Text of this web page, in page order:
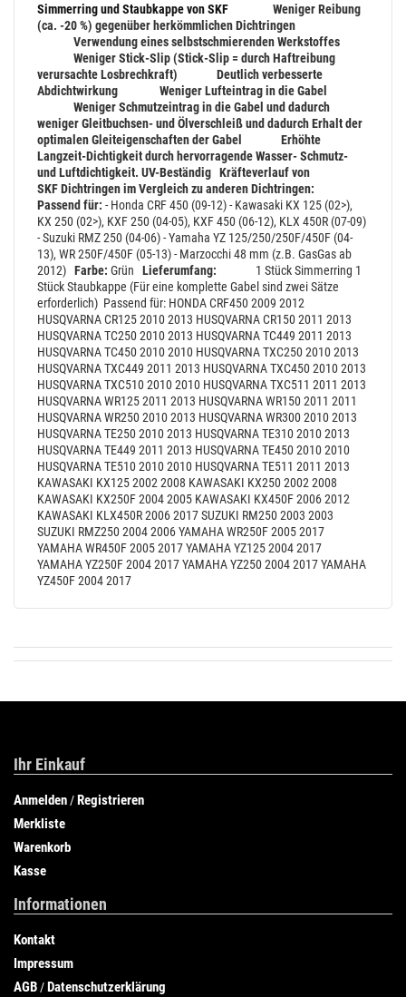
Simmerring und Staubkappe von SKF
Weniger Reibung
(ca. -20 %) gegenüber herkömmlichen Dichtringen
Verwendung eines selbstschmierenden Werkstoffes
Weniger Stick-Slip (Stick-Slip = durch Haftreibung
verursachte Losbrechkraft)
Deutlich verbesserte
Abdichtwirkung
Weniger Lufteintrag in die Gabel
Weniger Schmutzeintrag in die Gabel und dadurch
wenigerGleitbuchsen- und Ölverschleiß und dadurch Erhalt der
optimalen Gleiteigenschaften der Gabel
Erhöhte
Langzeit-Dichtigkeit durch hervorragende Wasser- Schmutz-
und Luftdichtigkeit. UV-Beständig Kräfteverlauf von
SKF Dichtringen im Vergleich zu anderen Dichtringen:
Passend für: - Honda CRF 450 (09-12)- Kawasaki KX 125 (02>),
KX 250 (02>), KXF 250 (04-05), KXF 450 (06-12), KLX 450R (07-09)
- Suzuki RMZ 250 (04-06)- Yamaha YZ 125/250/250F/450F (04-
13), WR 250F/450F (05-13)- Marzocchi 48 mm (z.B. GasGas ab
2012) Farbe: Grün Lieferumfang: 1 Stück Simmerring 1
Stück Staubkappe (Für eine komplette Gabel sind zwei Sätze
erforderlich) Passend für: HONDA CRF450 2009 2012
HUSQVARNA CR125 2010 2013 HUSQVARNA CR150 2011 2013
HUSQVARNA TC250 2010 2013 HUSQVARNA TC449 2011 2013
HUSQVARNA TC450 2010 2010 HUSQVARNA TXC250 2010 2013
HUSQVARNA TXC449 2011 2013 HUSQVARNA TXC450 2010 2013
HUSQVARNA TXC510 2010 2010 HUSQVARNA TXC511 2011 2013
HUSQVARNA WR125 2011 2013 HUSQVARNA WR150 2011 2011
HUSQVARNA WR250 2010 2013 HUSQVARNA WR300 2010 2013
HUSQVARNA TE250 2010 2013 HUSQVARNA TE310 2010 2013
HUSQVARNA TE449 2011 2013 HUSQVARNA TE450 2010 2010
HUSQVARNA TE510 2010 2010 HUSQVARNA TE511 2011 2013
KAWASAKI KX125 2002 2008 KAWASAKI KX250 2002 2008
KAWASAKI KX250F 2004 2005 KAWASAKI KX450F 2006 2012
KAWASAKI KLX450R 2006 2017 SUZUKI RM250 2003 2003
SUZUKI RMZ250 2004 2006 YAMAHA WR250F 2005 2017
YAMAHA WR450F 2005 2017 YAMAHA YZ125 2004 2017
YAMAHA YZ250F 2004 2017 YAMAHA YZ250 2004 2017 YAMAHA
YZ450F 2004 2017
Ihr Einkauf
Anmelden /Registrieren
Merkliste
Warenkorb
Kasse
Informationen
Kontakt
Impressum
AGB /Datenschutzerklärung